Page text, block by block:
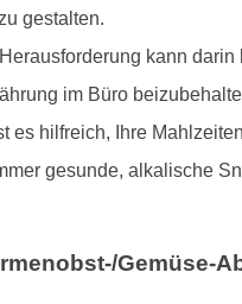
gestalten.
kann darin
im Büro
es hilfreich, Ihre
gesunde, alkalische
Gemüse-